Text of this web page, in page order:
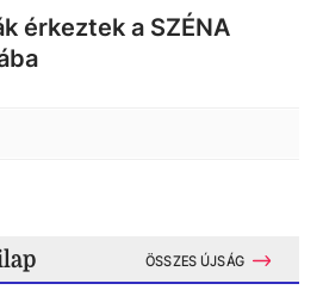
érkeztek a SZÉNA
ÖSSZES ÚJSÁG